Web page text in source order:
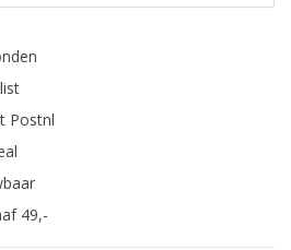
Postnl
49,-